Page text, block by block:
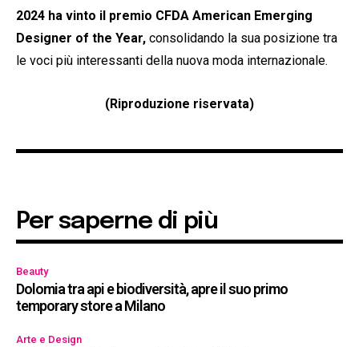
2024 ha vinto il premio CFDA American Emerging
Designer of the Year, consolidando la sua posizione tra
le voci più interessanti della nuova moda internazionale.
(Riproduzione riservata)
Per saperne di più
Beauty
Dolomia tra api e biodiversità, apre il suo primo
temporary store a Milano
Arte e Design